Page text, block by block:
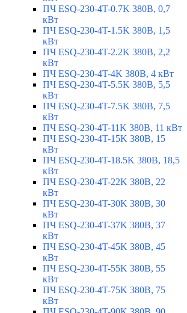
ПЧ ESQ-230-4T-0.7K 380В, 0,7
кВт
ПЧ ESQ-230-4T-1.5K 380В, 1,5
кВт
ПЧ ESQ-230-4T-2.2K 380В, 2,2
кВт
ПЧ ESQ-230-4T-4K 380В, 4 кВт
ПЧ ESQ-230-4T-5.5K 380В, 5,5
кВт
ПЧ ESQ-230-4T-7.5K 380В, 7,5
кВт
ПЧ ESQ-230-4T-11K 380В, 11 кВт
ПЧ ESQ-230-4T-15K 380В, 15
кВт
ПЧ ESQ-230-4T-18.5K 380В, 18,5
кВт
ПЧ ESQ-230-4T-22K 380В, 22
кВт
ПЧ ESQ-230-4T-30K 380В, 30
кВт
ПЧ ESQ-230-4T-37K 380В, 37
кВт
ПЧ ESQ-230-4T-45K 380В, 45
кВт
ПЧ ESQ-230-4T-55K 380В, 55
кВт
ПЧ ESQ-230-4T-75K 380В, 75
кВт